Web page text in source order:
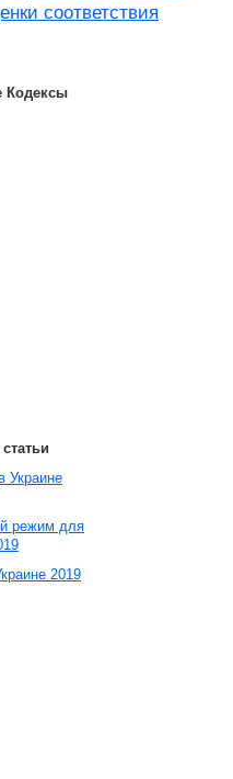
соответствия
Кодексы
Украине
режим для
2019